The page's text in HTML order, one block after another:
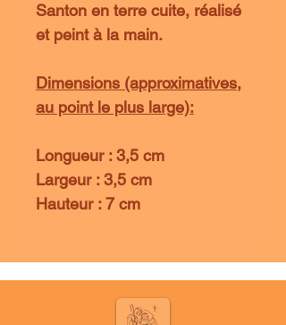
Santon en terre cuite, réalisé
et peint à la main.
Dimensions (approximatives,
au point le plus large):
Longueur : 3,5 cm
Largeur : 3,5 cm
Hauteur : 7 cm